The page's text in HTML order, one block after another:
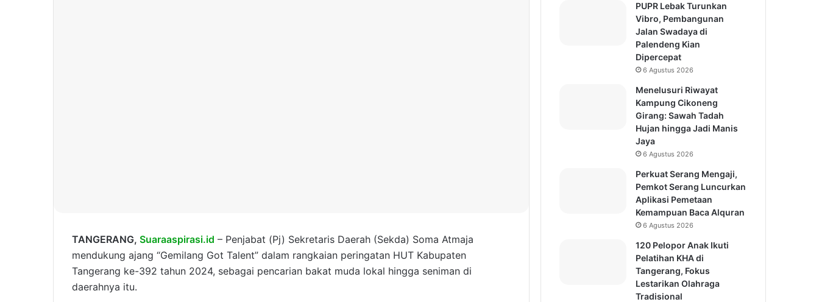
TANGERANG, Suaraaspirasi.id – Penjabat (Pj) Sekretaris Daerah (Sekda) Soma Atmaja
mendukung ajang “Gemilang Got Talent” dalam rangkaian peringatan HUT Kabupaten
Tangerang ke-392 tahun 2024, sebagai pencarian bakat muda lokal hingga seniman di
daerahnya itu.
PUPR Lebak Turunkan
Vibro, Pembangunan
Jalan Swadaya di
Palendeng Kian
Dipercepat
6 Agustus 2026
Menelusuri Riwayat
Kampung Cikoneng
Girang: Sawah Tadah
Hujan hingga Jadi Manis
Jaya
6 Agustus 2026
Perkuat Serang Mengaji,
Pemkot Serang Luncurkan
Aplikasi Pemetaan
Kemampuan Baca Alquran
6 Agustus 2026
120 Pelopor Anak Ikuti
Pelatihan KHA di
Tangerang, Fokus
Lestarikan Olahraga
Tradisional